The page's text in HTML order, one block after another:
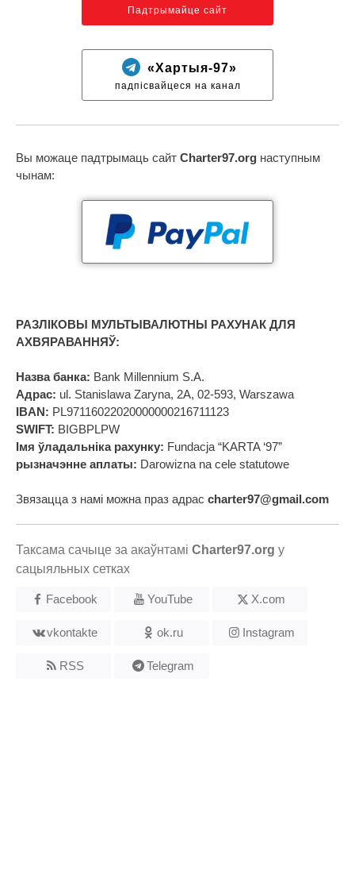
Падтрымайце сайт
«Хартыя-97»
падпісвайцеся на канал
Вы можаце падтрымаць сайт Charter97.org наступным
чынам:
РАЗЛІКОВЫ МУЛЬТЫВАЛЮТНЫ РАХУНАК ДЛЯ
АХВЯРАВАННЯЎ:
Назва банка: Bank Millennium S.A.
Адрас: ul. Stanislawa Zaryna, 2A, 02-593, Warszawa
IBAN: PL97116022020000000216711123
SWIFT: BIGBPLPW
Імя ўладальніка рахунку: Fundacja “KARTA ‘97”
рызначэнне аплаты: Darowizna na cele statutowe
Звязацца з намі можна праз адрас charter97@gmail.com
Таксама сачыце за акаўнтамі Charter97.org у
сацыяльных сетках
Facebook YouTube X.com
vkontakte ok.ru Instagram
RSS Telegram